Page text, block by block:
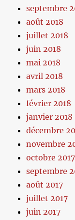
septembre
août 2018
juillet 2018
juin 2018
mai 2018
avril 2018
mars 2018
février 2018
janvier 2018
décembre
novembre
octobre 2017
septembre
août 2017
juillet 2017
juin 2017